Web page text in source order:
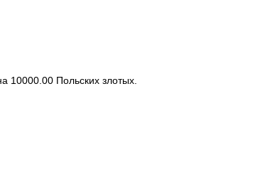
10000.00 Польских злотых.